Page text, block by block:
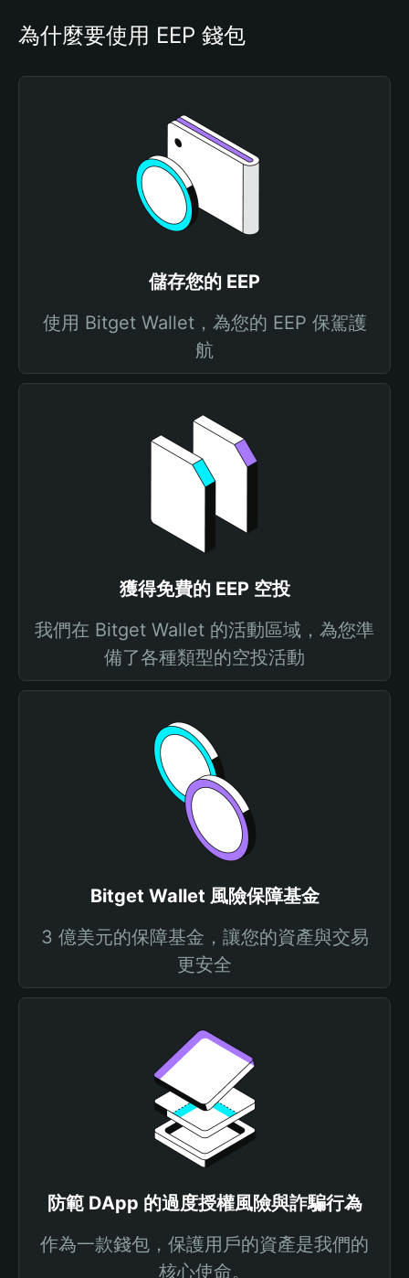
為什麼要使用 EEP 錢包
儲存您的 EEP
使用 Bitget Wallet，為您的 EEP 保駕護
航
獲得免費的 EEP 空投
我們在 Bitget Wallet 的活動區域，為您準
備了各種類型的空投活動
Bitget Wallet 風險保障基金
3 億美元的保障基金，讓您的資產與交易
更安全
防範 DApp 的過度授權風險與詐騙行為
作為一款錢包，保護用戶的資產是我們的
核心使命。